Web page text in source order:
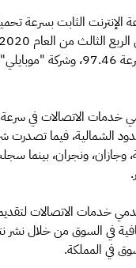
الاتصالات في سرعة
ونجران، بينما
خدمات الاتصالات
في السوق من خلال نشر
في المملكة.